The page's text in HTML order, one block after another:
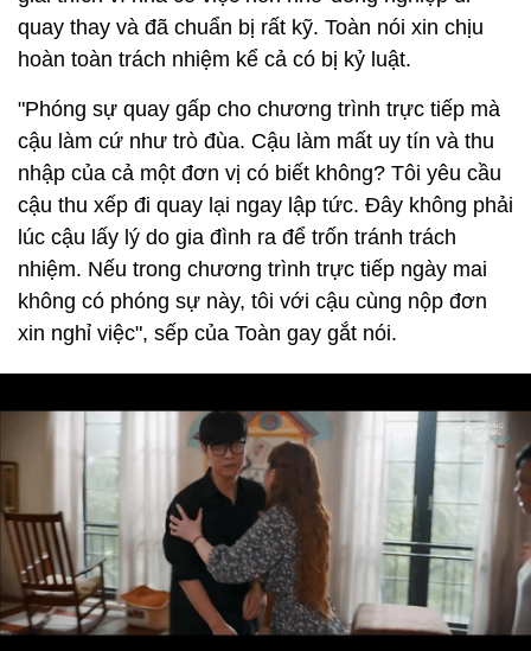
quay thay và đã chuẩn bị rất kỹ. Toàn nói xin chịu
hoàn toàn trách nhiệm kể cả có bị kỷ luật.
"Phóng sự quay gấp cho chương trình trực tiếp mà
cậu làm cứ như trò đùa. Cậu làm mất uy tín và thu
nhập của cả một đơn vị có biết không? Tôi yêu cầu
cậu thu xếp đi quay lại ngay lập tức. Đây không phải
lúc cậu lấy lý do gia đình ra để trốn tránh trách
nhiệm. Nếu trong chương trình trực tiếp ngày mai
không có phóng sự này, tôi với cậu cùng nộp đơn
xin nghỉ việc", sếp của Toàn gay gắt nói.